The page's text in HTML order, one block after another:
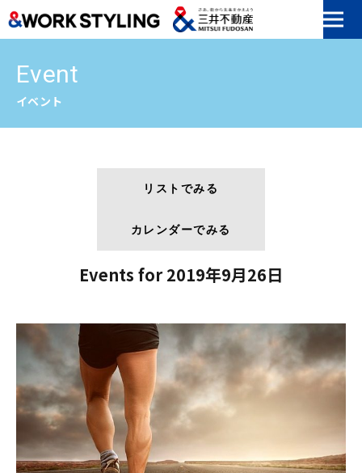
Event
イベント
リストでみる
カレンダーでみる
Events for 2019年9月26日